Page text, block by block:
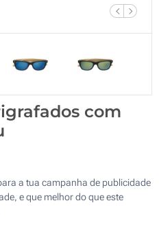
com
a tua campanha de publicidade
e que melhor do que este